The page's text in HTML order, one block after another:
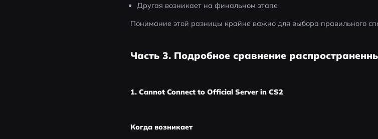
Другая возникает на финальном этапе
Понимание этой разницы крайне важно для выбора правильного
Часть 3. Подробное сравнение
1. Cannot Connect to Official Server in CS2
Когда возникает